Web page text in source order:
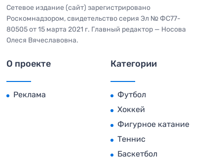
Сетевое издание (сайт) зарегистрировано
Роскомнадзором, свидетельство серия Эл № ФС77-
80505 от 15 марта 2021 г. Главный редактор — Носова
Олеся Вячеславовна.
О проекте
Реклама
Категории
Футбол
Хоккей
Фигурное катание
Теннис
Баскетбол